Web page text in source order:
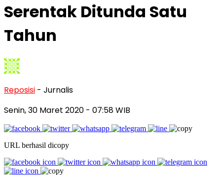
Serentak Ditunda Satu
Tahun
Reposisi - Jurnalis
Senin, 30 Maret 2020 - 07:58 WIB
URL berhasil dicopy